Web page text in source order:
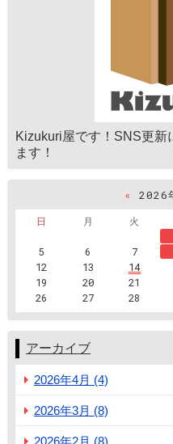
Kizukuri屋です！SNS更新
ます！
« 2026
日
月 火
5
6 7
12
13 14
19
20 21
26
27 28
アーカイブ
2026年4月 (4)
2026年3月 (8)
2026年2月 (8)